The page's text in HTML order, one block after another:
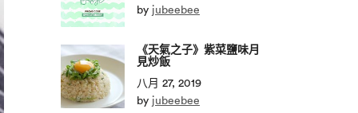
by jubeebee
《天氣之子》紫菜鹽味月
見炒飯
八月 27, 2019
by jubeebee